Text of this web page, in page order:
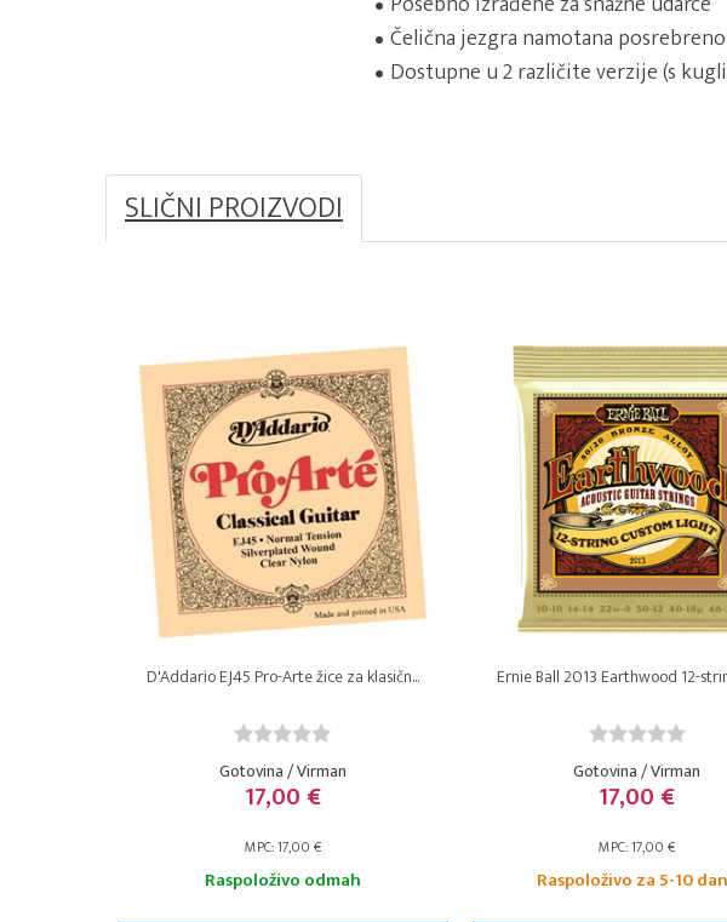
Čelična jezgra namotana
Dostupne u 2 različite verzije (s
SLIČNI PROIZVODI
D'Addario EJ45 Pro-Arte žice za klasičn...
Gotovina / Virman
17,00 €
MPC: 17,00 €
Raspoloživo odmah
Ernie Ball 2013 Earthwood 12-
Gotovina / Virman
17,00 €
MPC: 17,00 €
Raspoloživo za 5-10